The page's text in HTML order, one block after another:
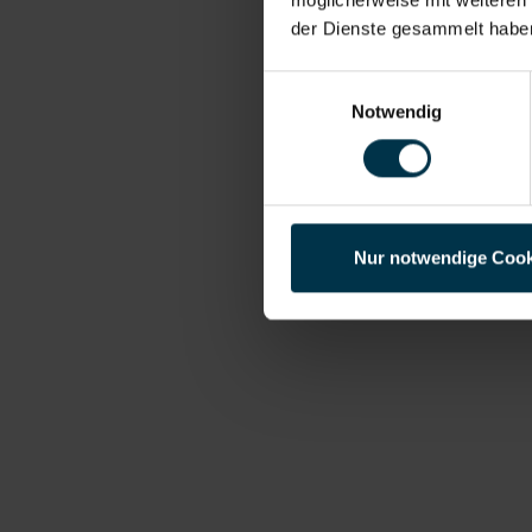
der Dienste gesammelt
Notwendig
Nur notwendige